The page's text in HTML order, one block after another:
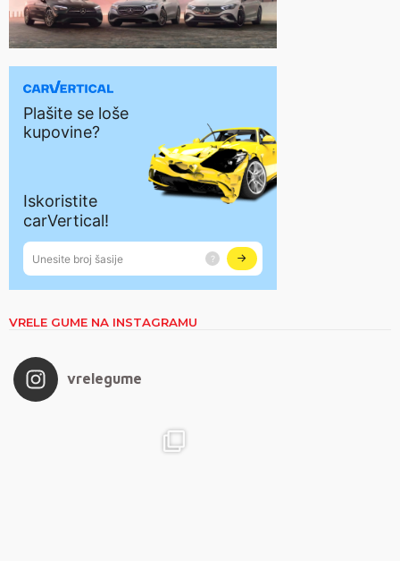
VRELE GUME NA INSTAGRAMU
vrelegume